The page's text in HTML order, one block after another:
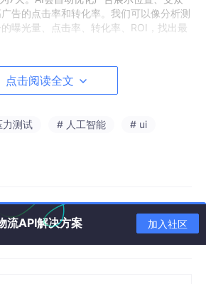
告的点击率和转化率。我们可以像分析测
曝光量、点击率、转化率、ROI，找出最
境电商新赛道
，用AI工具做跨境电商独立站，不是从零
电商领域都能找到用武之地。AI工具就像
把重复劳动自动化，让我们能聚焦于更有
化。
实现真正的降维打击，打造出高转化、自
于技术人的跨境电商新赛道。
点击阅读全文
力测试 # 人工智能
# ui
流API解决方案 加入社区